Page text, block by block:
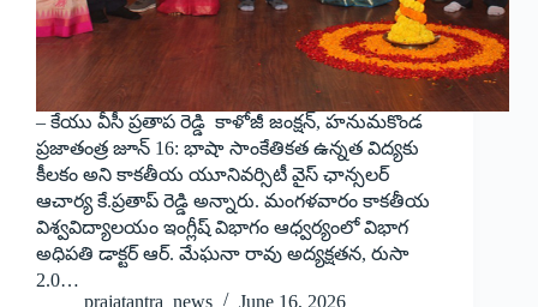
– కేయు వీసీ ప్రతాప రెడ్డి కాళోజీ జంక్షన్, హనుమకొండ
ప్రజాతంత్ర జూన్ 16: భాషా సాంకేతికత ఉన్నత విద్యకు
కీలకం అని కాకతీయ యూనివర్సిటీ వైస్ ఛాన్సలర్
ఆచార్య కే.ప్రతాప్ రెడ్డి అన్నారు. మంగళవారం కాకతీయ
విశ్వవిద్యాలయం ఇంగ్లీష్ విభాగం ఆధ్వర్యంలో విభాగ
అధిపతి డాక్టర్ ఆర్. మేఘనా రావు అద్యక్షతన, రుసా
2.0…
prajatantra_news
June 16, 2026